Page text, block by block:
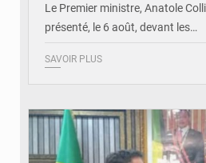
Le Premier ministre, Anatole
présenté, le 6 août, devant les…
SAVOIR PLUS